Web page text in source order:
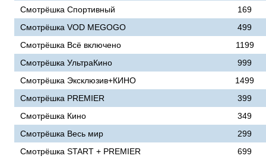
Смотрёшка Спортивный
169
Смотрёшка VOD MEGOGO
499
Смотрёшка Всё включено
1199
Смотрёшка УльтраКино
999
Смотрёшка Эксклюзив+КИНО
1499
Смотрёшка PREMIER
399
Смотрёшка Кино
349
Смотрёшка Весь мир
299
Смотрёшка START + PREMIER
699